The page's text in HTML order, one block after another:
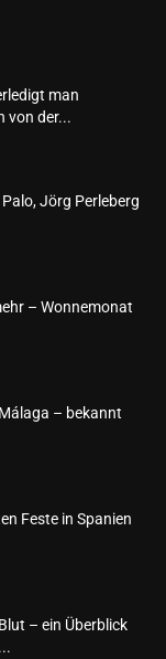
man
von der...
Jörg Perleberg
– Wonnemonat
– bekannt
Feste in Spanien
– ein Überblick